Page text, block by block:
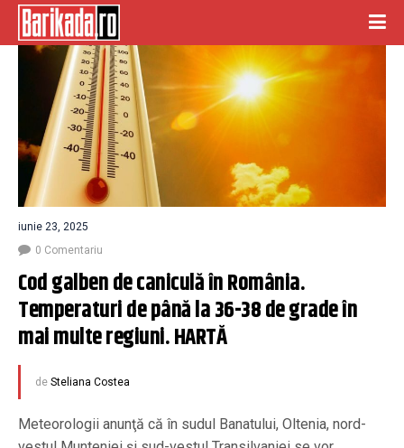
iunie 23, 2025
0 Comentariu
Cod galben de caniculă în România.
Temperaturi de până la 36-38 de grade în
mai multe regiuni. HARTĂ
de Steliana Costea
Meteorologii anunţă că în sudul Banatului, Oltenia, nord-